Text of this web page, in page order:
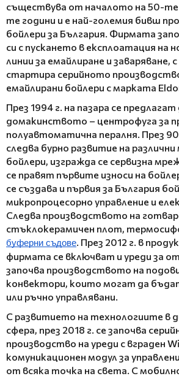
съществува от началото на 50-те
те години и е най-големия бивш
бойлери за България. Фирмата
си с пускането в експлоатация на
линии за емайлиране и заваряване,
стартира серийното
емайлирани бойлери с марката
През 1994 г. на пазара се предлагат
домакинството – центрофуга за
полуавтоматична пералня. През
следва бурно развитие на
бойлери, изгражда се сервизна
се правят първите износи на
се създава и първия за България
микропроцесорно управление и
Следва производството на
стъклокерамичен плот,
буферни съдове. През 2012 г. в
фирмата се включват и уреди за
започва производството на
конвектори, които могат да
или ръчно управлявани.
С развитието на технологиите в
сфера, през 2018 г. се започва
производство на уреди с вграден
комуникационен модул за
от всяка точка на света. С